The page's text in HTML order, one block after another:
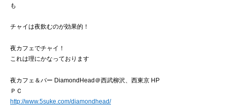
も
チャイは夜飲むのが効果的！
夜カフェでチャイ！
これは理にかなっております
夜カフェ＆バー DiamondHead＠西武柳沢、西東京 HP
ＰＣ
http://www.5suke.com/diamondhead/